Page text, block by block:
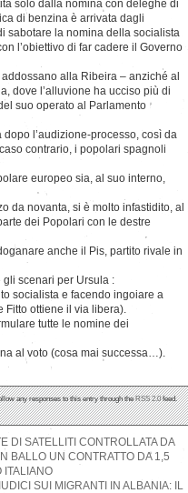
solo dalla nomina con deleghe di
di benzina è arrivata dagli
sabotare la nomina della socialista
l’obiettivo di far cadere il Governo
alla Ribeira – anziché al
dove l’alluvione ha ucciso più di
suo operato al Parlamento
l’audizione-processo, così da
contrario, i popolari spagnoli
europeo sia, al suo interno,
da novanta, si è molto infastidito, al
dei Popolari con le destre
anche il Pis, partito rivale in
scenari per Ursula :
socialista e facendo ingoiare a
Fitto ottiene il via libera).
tutte le nomine dei
al voto (cosa mai successa…).
any responses to this entry through theRSS 2.0feed.
DI SATELLITI CONTROLLATA DA
BALLO UN CONTRATTO DA 1,5
ITALIANO
SUI MIGRANTI IN ALBANIA: IL